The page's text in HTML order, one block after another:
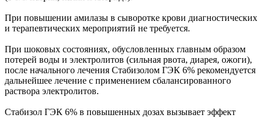
При повышении амилазы в сыворотке крови диагностических
и терапевтических мероприятий не требуется.
При шоковых состояниях, обусловленных главным образом
потерей воды и электролитов (сильная рвота, диарея, ожоги),
после начального лечения Стабизолом ГЭК 6% рекомендуется
дальнейшее лечение с применением сбалансированного
раствора электролитов.
Стабизол ГЭК 6% в повышенных дозах вызывает эффект